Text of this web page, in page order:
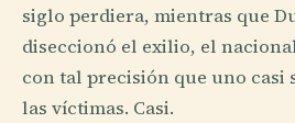
siglo perdiera, mientras que
diseccionó el exilio, el
con tal precisión que uno casi
las víctimas. Casi.